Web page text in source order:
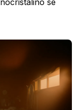
se